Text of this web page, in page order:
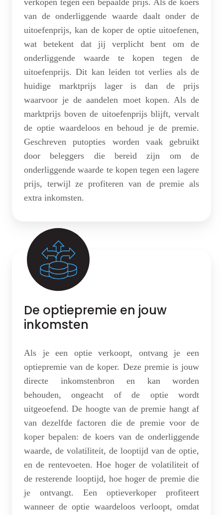
verkopen tegen een bepaalde prijs. Als de koers
van de onderliggende waarde daalt onder de
uitoefenprijs, kan de koper de optie uitoefenen,
wat betekent dat jij verplicht bent om de
onderliggende waarde te kopen tegen de
uitoefenprijs. Dit kan leiden tot verlies als de
huidige marktprijs lager is dan de prijs
waarvoor je de aandelen moet kopen. Als de
marktprijs boven de uitoefenprijs blijft, vervalt
de optie waardeloos en behoud je de premie.
Geschreven putopties worden vaak gebruikt
door beleggers die bereid zijn om de
onderliggende waarde te kopen tegen een lagere
prijs, terwijl ze profiteren van de premie als
extra inkomsten.
De optiepremie en jouw
inkomsten
Als je een optie verkoopt, ontvang je een
optiepremie van de koper. Deze premie is jouw
directe inkomstenbron en kan worden
behouden, ongeacht of de optie wordt
uitgeoefend. De hoogte van de premie hangt af
van dezelfde factoren die de premie voor de
koper bepalen: de koers van de onderliggende
waarde, de volatiliteit, de looptijd van de optie,
en de rentevoeten. Hoe hoger de volatiliteit of
de resterende looptijd, hoe hoger de premie die
je ontvangt. Een optieverkoper profiteert
wanneer de optie waardeloos verloopt, omdat